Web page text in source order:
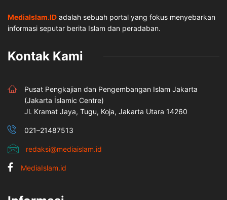
MediaIslam.ID adalah sebuah portal yang fokus menyebarkan
informasi seputar berita Islam dan peradaban.
Kontak Kami
Pusat Pengkajian dan Pengembangan Islam Jakarta
(Jakarta İslamic Centre)
Jl. Kramat Jaya, Tugu, Koja, Jakarta Utara 14260
021–21487513
redaksi@mediaislam.id
MediaIslam.id